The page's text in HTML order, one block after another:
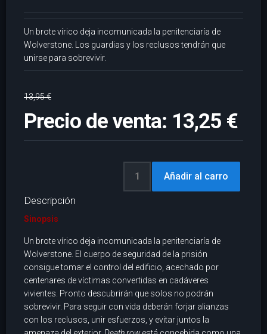
Un brote vírico deja incomunicada la penitenciaría de
Wolverstone. Los guardias y los reclusos tendrán que
unirse para sobrevivir.
13,95 €
Precio de venta: 13,25 €
Descripción
Sinopsis
Un brote vírico deja incomunicada la penitenciaría de
Wolverstone. El cuerpo de seguridad de la prisión
consigue tomar el control del edificio, acechado por
centenares de víctimas convertidas en cadáveres
vivientes. Pronto descubrirán que solos no podrán
sobrevivir. Para seguir con vida deberán forjar alianzas
con los reclusos, unir esfuerzos, y evitar juntos la